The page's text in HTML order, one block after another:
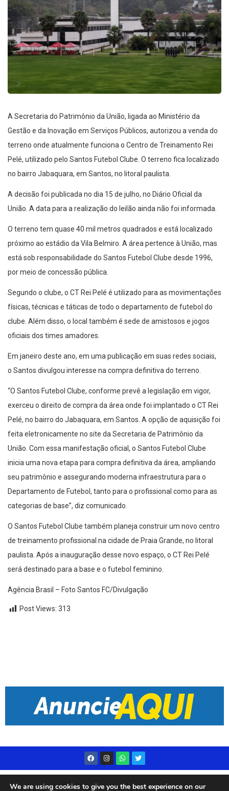
A Secretaria do Patrimônio da União, ligada ao Ministério da
Gestão e da Inovação em Serviços Públicos, autorizou a venda do
terreno onde atualmente funciona o Centro de Treinamento Rei
Pelé, utilizado pelo Santos Futebol Clube. O terreno fica localizado
no bairro Jabaquara, em Santos, no litoral paulista.
A decisão foi publicada no dia 15 de julho, no Diário Oficial da
União. A data para a realização do leilão ainda não foi informada.
O terreno tem quase 40 mil metros quadrados e está localizado
próximo ao estádio da Vila Belmiro. A área pertence à União, mas
está sob responsabilidade do Santos Futebol Clube desde 1996,
por meio de concessão pública.
Segundo o clube, o CT Rei Pelé é utilizado para as movimentações
físicas, técnicas e táticas de todo o departamento de futebol do
clube. Além disso, o local também é sede de amistosos e jogos
oficiais dos times amadores.
Em janeiro deste ano, em uma publicação em suas redes sociais,
o Santos divulgou interesse na compra definitiva do terreno.
“O Santos Futebol Clube, conforme prevê a legislação em vigor,
exerceu o direito de compra da área onde foi implantado o CT Rei
Pelé, no bairro do Jabaquara, em Santos. A opção de aquisição foi
feita eletronicamente no site da Secretaria de Patrimônio da
União. Com essa manifestação oficial, o Santos Futebol Clube
inicia uma nova etapa para compra definitiva da área, ampliando
seu patrimônio e assegurando moderna infraestrutura para o
Departamento de Futebol, tanto para o profissional como para as
categorias de base”, diz comunicado.
O Santos Futebol Clube também planeja construir um novo centro
de treinamento profissional na cidade de Praia Grande, no litoral
paulista. Após a inauguração desse novo espaço, o CT Rei Pelé
será destinado para a base e o futebol feminino.
Agência Brasil – Foto Santos FC/Divulgação
Post Views: 313
We are using cookies to give you the best experience on our